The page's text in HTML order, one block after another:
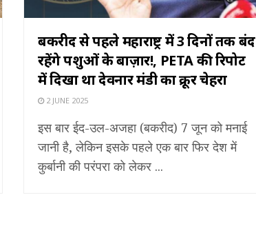
बकरीद से पहले महाराष्ट्र में 3 दिनों तक बंद
रहेंगे पशुओं के बाज़ार!, PETA की रिपोर्ट
में दिखा था देवनार मंडी का क्रूर चेहरा
2 JUNE 2025
इस बार ईद-उल-अजहा (बकरीद) 7 जून को मनाई
जानी है, लेकिन इसके पहले एक बार फिर देश में
कुर्बानी की परंपरा को लेकर ...